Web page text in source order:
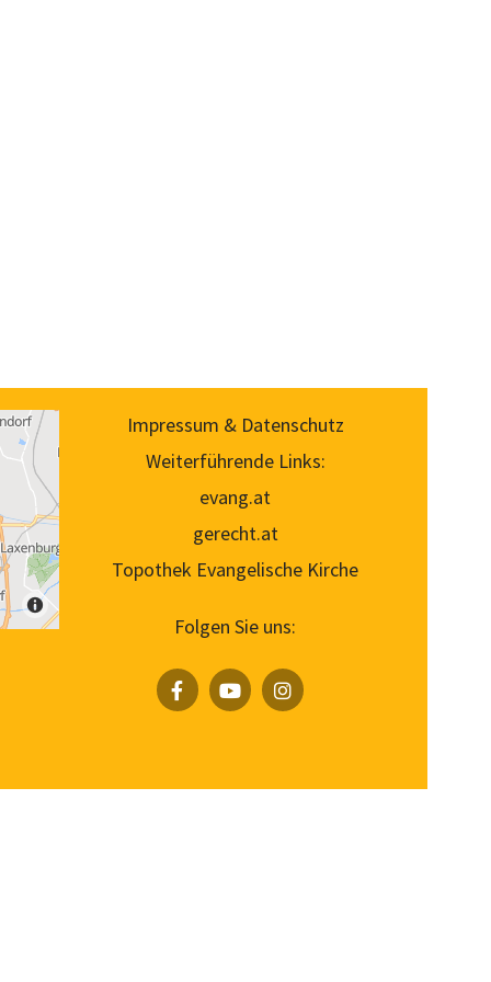
Impressum & Datenschutz
Weiterführende Links:
evang.at
gerecht.at
Topothek Evangelische Kirche
Folgen Sie uns: